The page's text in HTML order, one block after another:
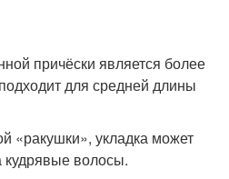
причёски является более
для средней длины
«ракушки», укладка может
волосы.